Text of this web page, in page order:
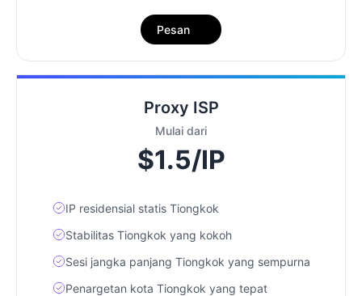
Pesan
Proxy ISP
Mulai dari
$1.5/IP
IP residensial statis Tiongkok
Stabilitas Tiongkok yang kokoh
Sesi jangka panjang Tiongkok yang sempurna
Penargetan kota Tiongkok yang tepat